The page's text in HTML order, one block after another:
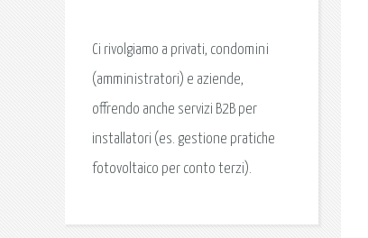
Ci rivolgiamo a privati, condomini
(amministratori) e aziende,
offrendo anche servizi B2B per
installatori (es. gestione pratiche
fotovoltaico per conto terzi).